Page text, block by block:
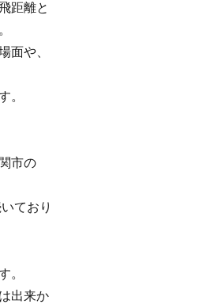
距離と
面や、
。
市の
ており
。
出来か